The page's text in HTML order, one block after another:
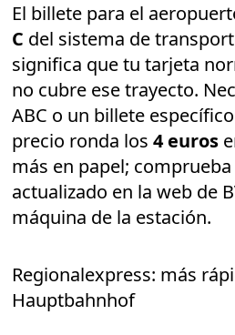
El billete para el
C del sistema de
significa que tu tarjeta
no cubre ese trayecto.
ABC o un billete
precio ronda los4 euros
más en papel;
actualizado en la web de
máquina de la estación.
Regionalexpress: más
Hauptbahnhof